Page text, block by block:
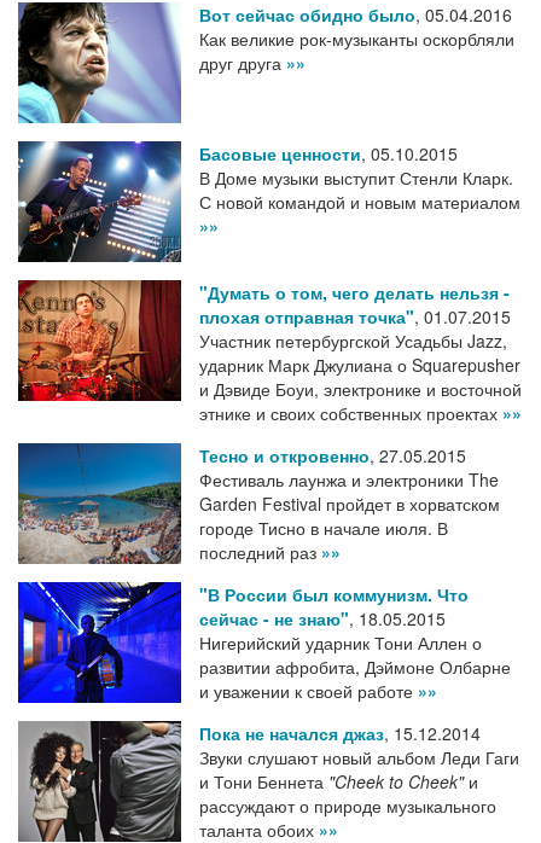
Вот сейчас обидно было, 05.04.2016
Как великие рок-музыканты оскорбляли
друг друга »»
Басовые ценности, 05.10.2015
В Доме музыки выступит Стенли Кларк.
С новой командой и новым материалом
»»
"Думать о том, чего делать нельзя -
плохая отправная точка", 01.07.2015
Участник петербургской Усадьбы Jazz,
ударник Марк Джулиана о Squarepusher
и Дэвиде Боуи, электронике и восточной
этнике и своих собственных проектах »»
Тесно и откровенно, 27.05.2015
Фестиваль лаунжа и электроники The
Garden Festival пройдет в хорватском
городе Тисно в начале июля. В
последний раз »»
"В России был коммунизм. Что
сейчас - не знаю", 18.05.2015
Нигерийский ударник Тони Аллен о
развитии афробита, Дэймоне Олбарне
и уважении к своей работе »»
Пока не начался джаз, 15.12.2014
Звуки слушают новый альбом Леди Гаги
и Тони Беннета "Cheek to Cheek"и
рассуждают о природе музыкального
таланта обоих »»